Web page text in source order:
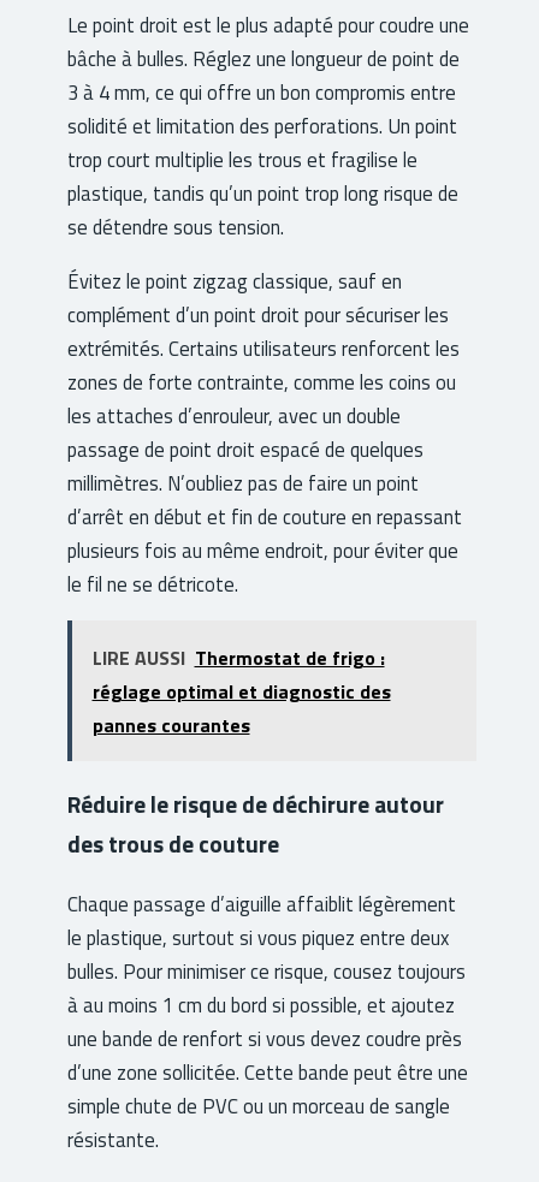
Le point droit est le plus adapté pour coudre une
bâche à bulles. Réglez une longueur de point de
3 à 4 mm, ce qui offre un bon compromis entre
solidité et limitation des perforations. Un point
trop court multiplie les trous et fragilise le
plastique, tandis qu’un point trop long risque de
se détendre sous tension.
Évitez le point zigzag classique, sauf en
complément d’un point droit pour sécuriser les
extrémités. Certains utilisateurs renforcent les
zones de forte contrainte, comme les coins ou
les attaches d’enrouleur, avec un double
passage de point droit espacé de quelques
millimètres. N’oubliez pas de faire un point
d’arrêt en début et fin de couture en repassant
plusieurs fois au même endroit, pour éviter que
le fil ne se détricote.
LIRE AUSSI Thermostat de frigo :
réglage optimal et diagnostic des
pannes courantes
Réduire le risque de déchirure autour
des trous de couture
Chaque passage d’aiguille affaiblit légèrement
le plastique, surtout si vous piquez entre deux
bulles. Pour minimiser ce risque, cousez toujours
à au moins 1 cm du bord si possible, et ajoutez
une bande de renfort si vous devez coudre près
d’une zone sollicitée. Cette bande peut être une
simple chute de PVC ou un morceau de sangle
résistante.